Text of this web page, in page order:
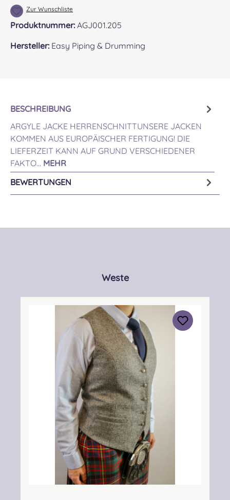
Zur Wunschliste
Produktnummer:AGJ001.205
Hersteller: Easy Piping & Drumming
BESCHREIBUNG
ARGYLE JACKE HERRENSCHNITTUNSERE JACKEN
KOMMEN AUS EUROPÄISCHER FERTIGUNG! DIE
LIEFERZEIT KANN AUF GRUND VERSCHIEDENER
FAKTO… MEHR
BEWERTUNGEN
Produktgalerie überspringen
Weste